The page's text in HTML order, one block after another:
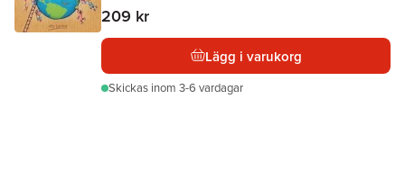
209 kr
Lägg i varukorg
Skickas inom 3-6 vardagar